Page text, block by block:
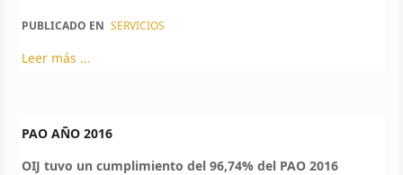
PUBLICADO EN SERVICIOS
Leer más ...
PAO AÑO 2016
OIJ tuvo un cumplimiento del 96,74% del PAO 2016